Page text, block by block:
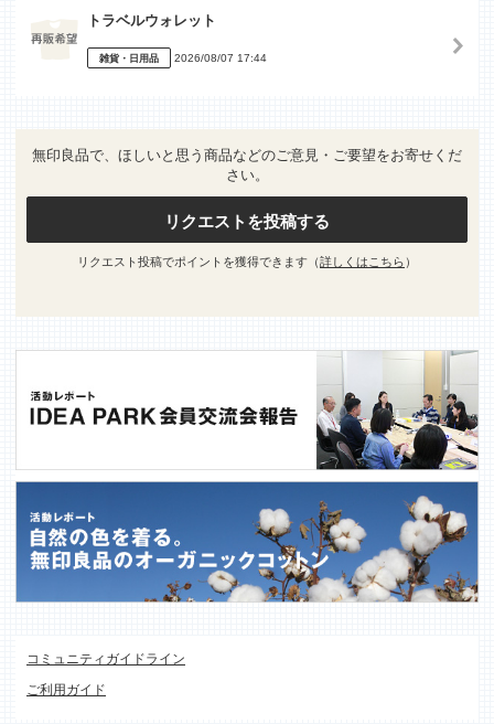
トラベルウォレット
雑貨・日用品 2026/08/07 17:44
無印良品で、ほしいと思う商品などのご意見・ご要望をお寄せくだ
さい。
リクエストを投稿する
リクエスト投稿でポイントを獲得できます（詳しくはこちら ）
コミュニティガイドライン
ご利用ガイド